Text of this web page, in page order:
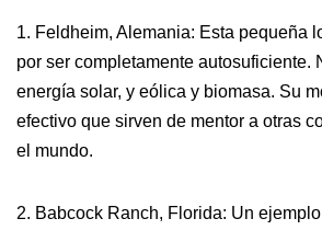
1. Feldheim, Alemania: Esta pequeña
por ser completamente autosuficiente.
energía solar, y eólica y biomasa. Su
efectivo que sirven de mentor a otras
el mundo.
2. Babcock Ranch, Florida: Un